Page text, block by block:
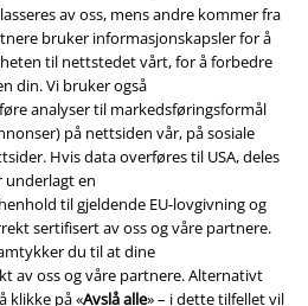
av oss, mens andre kommer fra
bruker informasjonskapsler for å
til nettstedet vårt, for å forbedre
din. Vi bruker også
analyser til markedsføringsformål
på nettsiden vår, på sosiale
Hvis data overføres til USA, deles
underlagt en
til gjeldende EU-lovgivning og
sertifisert av oss og våre partnere.
du til at dine
av oss og våre partnere. Alternativt
klikke på «Avslå alle» – i dette tilfellet vil
Vilkår